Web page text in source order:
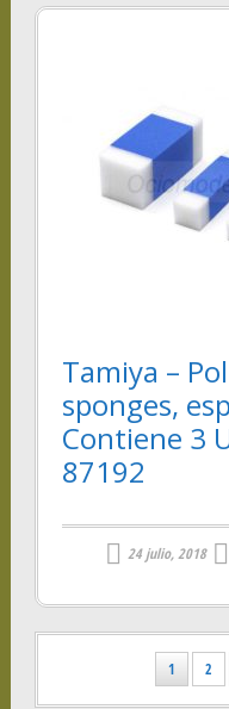
Tamiya –
sponges,
Contiene 3
87192
24 julio, 2018
navigation
1 2